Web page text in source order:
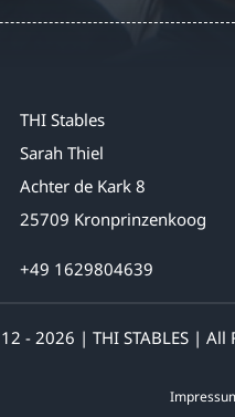
THI Stables
Sarah Thiel
Achter de Kark 8
25709 Kronprinzenkoog
+49 1629804639
- 2026 | THI STABLES | All